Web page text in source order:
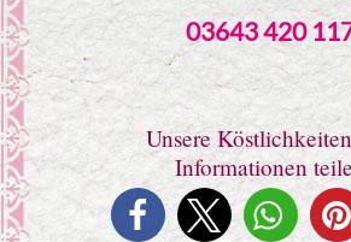
03643 420
Unsere
Informationen